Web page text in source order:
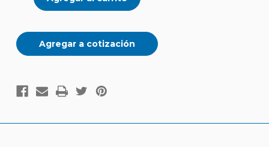
Agregar a cotización